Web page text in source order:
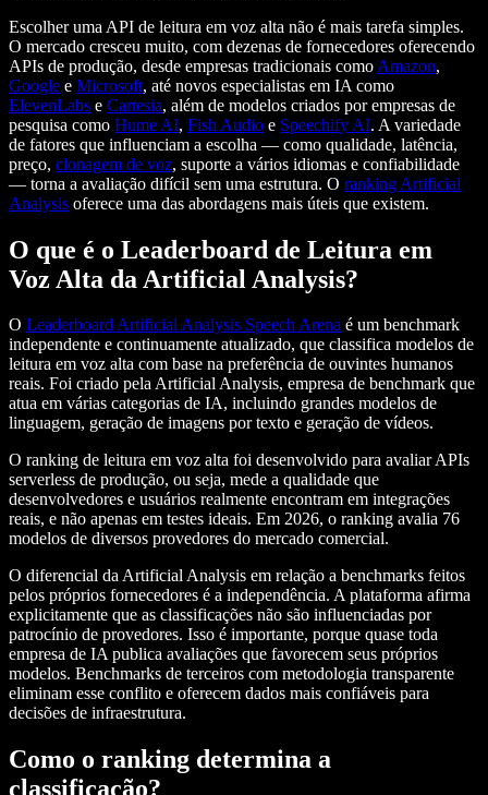
Escolher uma API de leitura em voz alta não é mais tarefa simples.
O mercado cresceu muito, com dezenas de fornecedores oferecendo
APIs de produção, desde empresas tradicionais como Amazon,
Google e Microsoft, até novos especialistas em IA como
ElevenLabs e Cartesia, além de modelos criados por empresas de
pesquisa como Hume AI, Fish Audio e Speechify AI. A variedade
de fatores que influenciam a escolha — como qualidade, latência,
preço, clonagem de voz, suporte a vários idiomas e confiabilidade
— torna a avaliação difícil sem uma estrutura. O ranking Artificial
Analysis oferece uma das abordagens mais úteis que existem.
O que é o Leaderboard de Leitura em
Voz Alta da Artificial Analysis?
O Leaderboard Artificial Analysis Speech Arena é um benchmark
independente e continuamente atualizado, que classifica modelos de
leitura em voz alta com base na preferência de ouvintes humanos
reais. Foi criado pela Artificial Analysis, empresa de benchmark que
atua em várias categorias de IA, incluindo grandes modelos de
linguagem, geração de imagens por texto e geração de vídeos.
O ranking de leitura em voz alta foi desenvolvido para avaliar APIs
serverless de produção, ou seja, mede a qualidade que
desenvolvedores e usuários realmente encontram em integrações
reais, e não apenas em testes ideais. Em 2026, o ranking avalia 76
modelos de diversos provedores do mercado comercial.
O diferencial da Artificial Analysis em relação a benchmarks feitos
pelos próprios fornecedores é a independência. A plataforma afirma
explicitamente que as classificações não são influenciadas por
patrocínio de provedores. Isso é importante, porque quase toda
empresa de IA publica avaliações que favorecem seus próprios
modelos. Benchmarks de terceiros com metodologia transparente
eliminam esse conflito e oferecem dados mais confiáveis para
decisões de infraestrutura.
Como o ranking determina a
classificação?